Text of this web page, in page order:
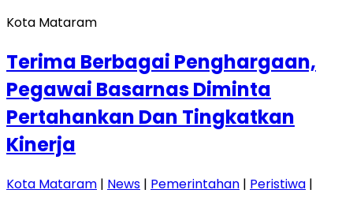
Kota Mataram
Terima Berbagai Penghargaan,
Pegawai Basarnas Diminta
Pertahankan Dan Tingkatkan
Kinerja
Kota Mataram | News | Pemerintahan | Peristiwa |